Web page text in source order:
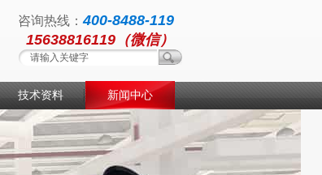
咨询热线：400-8488-119
15638816119（微信）
技术资料 新闻中心